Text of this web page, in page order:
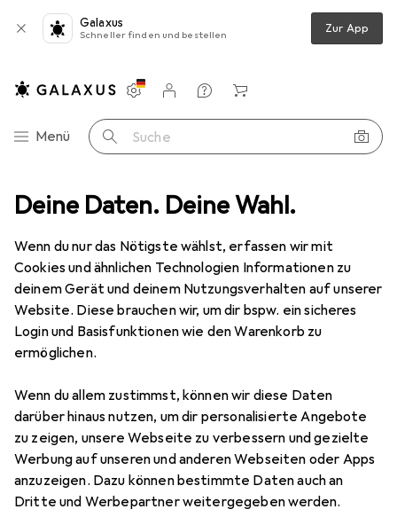
Deine Daten. Deine Wahl.
Wenn du nur das Nötigste wählst, erfassen wir mit
Cookies und ähnlichen Technologien Informationen zu
deinem Gerät und deinem Nutzungsverhalten auf unserer
Website. Diese brauchen wir, um dir bspw. ein sicheres
Login und Basisfunktionen wie den Warenkorb zu
ermöglichen.
Wenn du allem zustimmst, können wir diese Daten
darüber hinaus nutzen, um dir personalisierte Angebote
zu zeigen, unsere Webseite zu verbessern und gezielte
Werbung auf unseren und anderen Webseiten oder Apps
anzuzeigen. Dazu können bestimmte Daten auch an
Dritte und Werbepartner weitergegeben werden.
Galaxus
Schneller finden und bestellen Zur App
Navigation nach Kategorien
Menü Suche
Einstellungen
Kundenkonto
Vergleichslisten
Merklisten
Warenkorb
Klettern Steigeisen Camp SKIMO Dyneema Linking Strap
Camp SKIMO Dyneema Linking Strap
EUR
24,60
Bewertungen Marke
Mehr von Camp
Zwischen Di, 11.8. und Mi, 12.8. geliefert